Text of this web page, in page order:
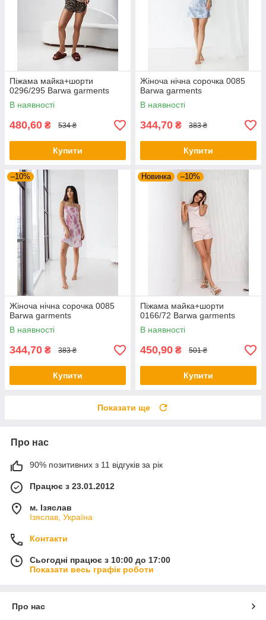
Піжама майка+шорти
0296/295 Barwa garments
В наявності
480,60 ₴ 534 ₴
Купити
Жіноча нічна сорочка 0085
Barwa garments
В наявності
344,70 ₴ 383 ₴
Купити
–10%
Жіноча нічна сорочка 0085
Barwa garments
В наявності
344,70 ₴ 383 ₴
Купити
Новинка –10%
Піжама майка+шорти
0166/72 Barwa garments
В наявності
450,90 ₴ 501 ₴
Купити
Показати ще
Про нас
90% позитивних з 11 відгуків за рік
Працює з 23.01.2012
м. Ізяслав
Ізяслав, Україна
Контакти
Сьогодні працює з 10:00 до 17:00
Показати весь графік роботи
Про нас